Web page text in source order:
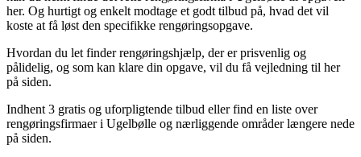
her. Og hurtigt og enkelt modtage et godt tilbud på, hvad det vil
koste at få løst den specifikke rengøringsopgave.
Hvordan du let finder rengøringshjælp, der er prisvenlig og
pålidelig, og som kan klare din opgave, vil du få vejledning til her
på siden.
Indhent 3 gratis og uforpligtende tilbud eller find en liste over
rengøringsfirmaer i Ugelbølle og nærliggende områder længere nede
på siden.